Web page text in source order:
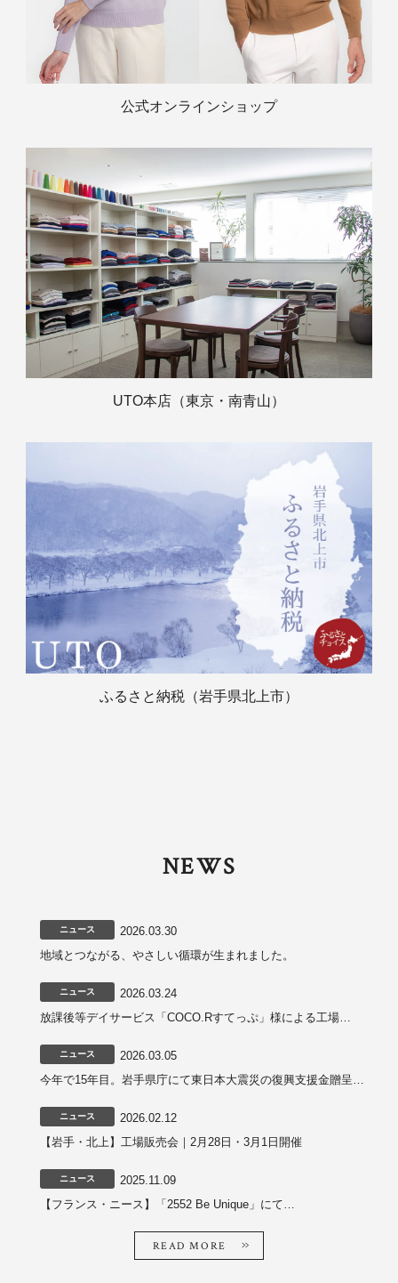
公式オンラインショップ
UTO本店（東京・南青山）
ふるさと納税（岩手県北上市）
NEWS
2026.03.30
ニュース
地域とつながる、やさしい循環が生まれました。
2026.03.24
ニュース
放課後等デイサービス「COCO.Rすてっぷ」様による工場…
2026.03.05
ニュース
今年で15年目。岩手県庁にて東日本大震災の復興支援金贈呈…
2026.02.12
ニュース
【岩手・北上】工場販売会｜2月28日・3月1日開催
2025.11.09
ニュース
【フランス・ニース】「2552 Be Unique」にて…
READ MORE